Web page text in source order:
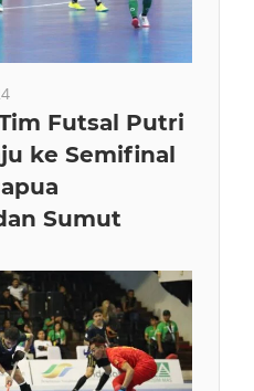
Futsal Putri
ke Semifinal
Sumut